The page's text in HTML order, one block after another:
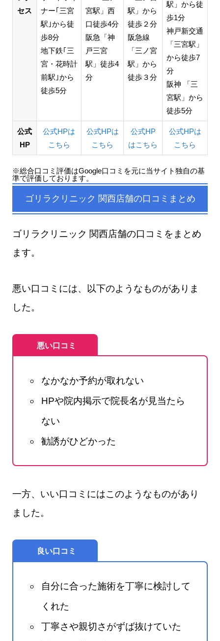
セス
ナー｢三宮
駅｣から徒
歩8分
地下鉄｢三
宮・花時計
前駅｣から
徒歩5分
宮駅」西
口徒歩4分
阪急「神
戸三宮
駅」徒歩4
分
駅」から
徒歩２分
阪急線
「三ノ宮
駅」から
徒歩３分
駅」から徒
歩1分
神戸新交通
「三宮駅」
から徒歩7
分
阪神 「三
宮駅」から
徒歩5分
公式
HP
公式HPは
こちら
公式HPは
こちら
公式HP
はこちら
公式HPは
こちら
※総合口コミ評価はGoogle口コミを元に当サイト独自の基
準で評価しております。
ゴリラクリニック 関西店舗の口コミまとめ
ゴリラクリニック 関西店舗の口コミをまとめ
ます。
悪い口コミには、以下のようなものがありま
した。
悪い口コミ
なかなか予約が取れない
HPや院内掲示で院長名が見当たら
ない
勧誘がひどかった
一方、いい口コミにはこのようなものがあり
ました。
良い口コミ
自分に合った施術を丁寧に検討して
くれた
丁寧さや親切さがずば抜けていた